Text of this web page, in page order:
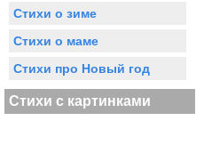
Стихи о зиме
Стихи о маме
Стихи про Новый год
Стихи с картинками